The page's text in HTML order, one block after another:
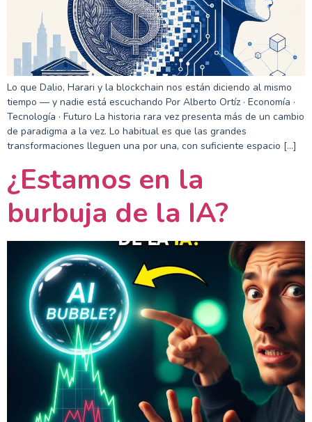
Lo que Dalio, Harari y la blockchain nos están diciendo al mismo
tiempo — y nadie está escuchando Por Alberto Ortíz · Economía ·
Tecnología · Futuro La historia rara vez presenta más de un cambio
de paradigma a la vez. Lo habitual es que las grandes
transformaciones lleguen una por una, con suficiente espacio […]
¿Estamos en la
burbuja de la IA?